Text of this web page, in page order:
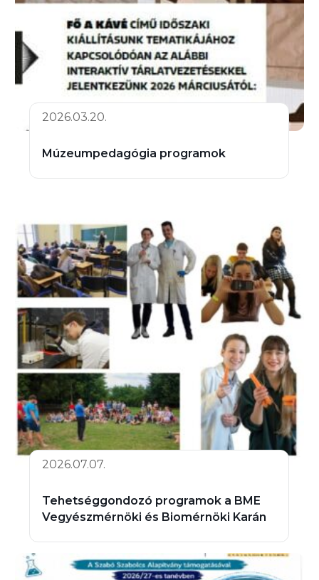
2026.03.20.
Múzeumpedagógia programok
2026.07.07.
Tehetséggondozó programok a BME
Vegyészmérnöki és Biomérnöki Karán